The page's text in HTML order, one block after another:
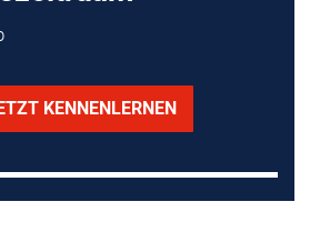
KENNENLERNEN